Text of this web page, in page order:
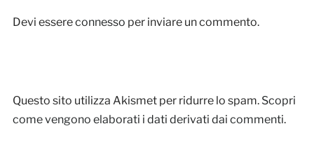
Devi essereconnesso per inviare un commento.
Questo sito utilizza Akismet per ridurre lo spam. Scopri
come vengono elaborati i dati derivati dai commenti.